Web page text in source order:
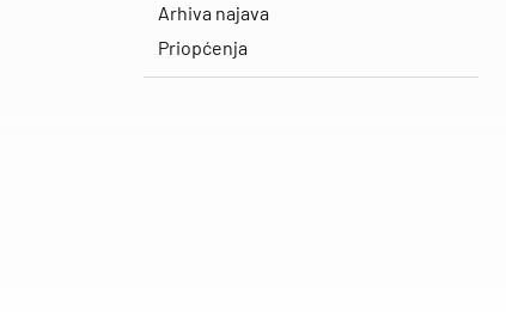
Arhiva najava
Priopćenja